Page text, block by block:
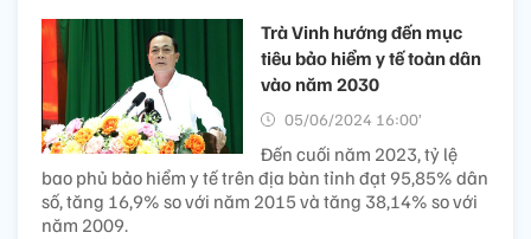
Trà Vinh hướng đến mục
tiêu bảo hiểm y tế toàn dân
vào năm 2030
05/06/2024 16:00’
Đến cuối năm 2023, tỷ lệ
bao phủ bảo hiểm y tế trên địa bàn tỉnh đạt 95,85% dân
số, tăng 16,9% so với năm 2015 và tăng 38,14% so với
năm 2009.